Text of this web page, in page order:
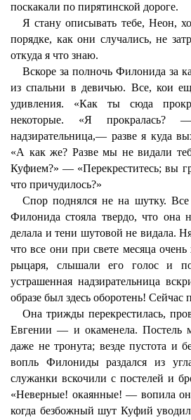
поскакали по пирятинской дороге.
Я стану описывать тебе, Неон,
порядке, как они случались, не
откуда я что знаю.
Вскоре за полночь Филонида за
из спальни в девичью. Все, кои
удивления. «Как ты сюда
некоторые. «Я прокралась?
надзирательница,— разве я куда
«А как же? Разве мы не видали
Куфием?» — «Перекреститесь; вы
что причудилось?»
Спор поднялся не на шутку.
Филонида стояла твердо, что она
делала и тени шутовой не видала.
что все они при свете месяца
рыцаря, слышали его голос и
устрашенная надзирательница
образе был здесь оборотень! Сейчас
Она трижды перекрестилась,
Евгении — и окаменела. Постель
даже не тронута; везде пустота и
вопль Филониды раздался из
служанки вскочили с постелей и
«Неверные! окаянные! — вопила
когда безбожный шут Куфий